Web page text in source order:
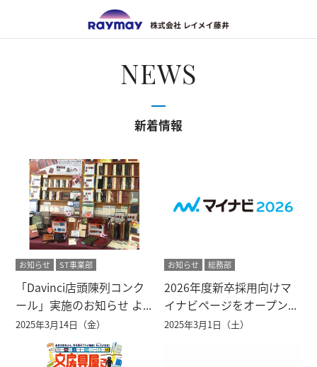
NEWS
新着情報
お知らせ ST事業部
「Davinci店頭陳列コンク
ール」実施のお知らせ よ...
2025年3月14日（金）
お知らせ 総務部
2026年度新卒採用向けマ
イナビページをオープン...
2025年3月1日（土）